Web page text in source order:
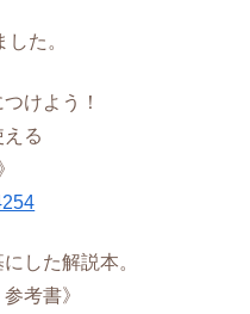
た。
けよう！
る
した解説本。
考書》